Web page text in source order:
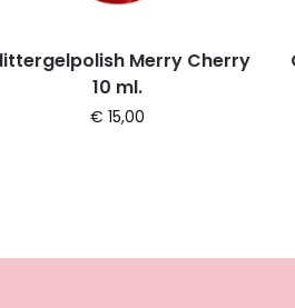
Merry Cherry
10 ml.
€ 15,00